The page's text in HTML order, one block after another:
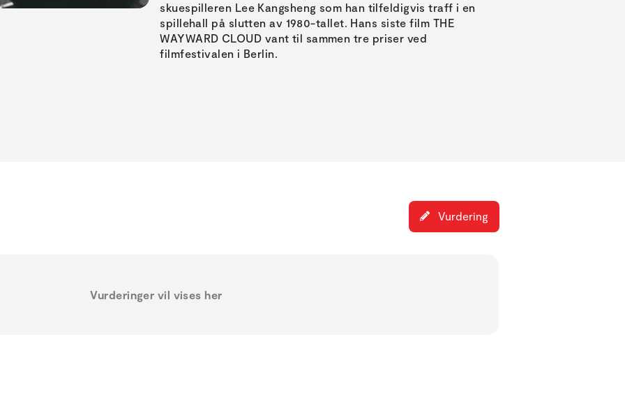
skuespilleren Lee Kangsheng som han tilfeldigvis traff i en
spillehall på slutten av 1980-tallet. Hans siste film THE
WAYWARD CLOUD vant til sammen tre priser ved
filmfestivalen i Berlin.
Vurdering
Vurderinger vil vises her